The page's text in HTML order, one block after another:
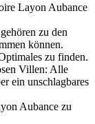
Layon Aubance
zu den
können.
zu finden.
Villen: Alle
ein unschlagbares
Aubance zu